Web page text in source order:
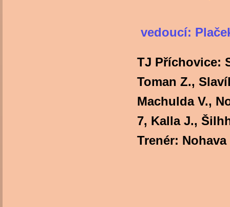
vedoucí:
TJ Příchovice:
Toman Z.,
Machulda V.,
7,
Trenér: